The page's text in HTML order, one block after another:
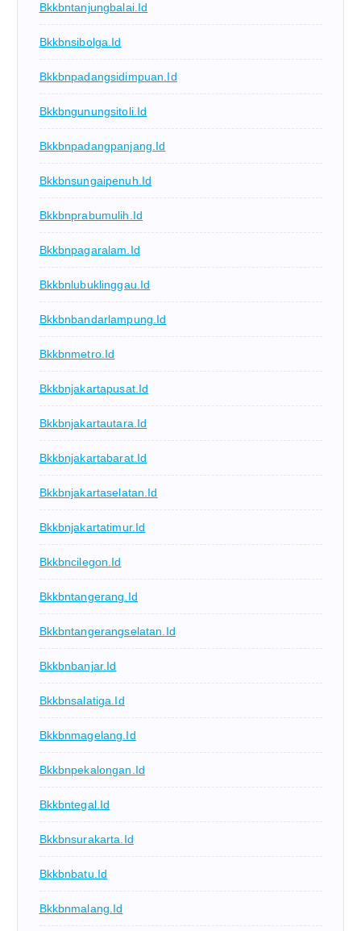
Bkkbntanjungbalai.id
Bkkbnsibolga.id
Bkkbnpadangsidimpuan.id
Bkkbngunungsitoli.id
Bkkbnpadangpanjang.id
Bkkbnsungaipenuh.id
Bkkbnprabumulih.id
Bkkbnpagaralam.id
Bkkbnlubuklinggau.id
Bkkbnbandarlampung.id
Bkkbnmetro.id
Bkkbnjakartapusat.id
Bkkbnjakartautara.id
Bkkbnjakartabarat.id
Bkkbnjakartaselatan.id
Bkkbnjakartatimur.id
Bkkbncilegon.id
Bkkbntangerang.id
Bkkbntangerangselatan.id
Bkkbnbanjar.id
Bkkbnsalatiga.id
Bkkbnmagelang.id
Bkkbnpekalongan.id
Bkkbntegal.id
Bkkbnsurakarta.id
Bkkbnbatu.id
Bkkbnmalang.id